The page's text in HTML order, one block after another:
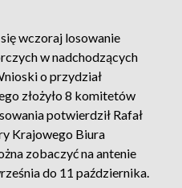
wczoraj losowanie
w nadchodzących
o przydział
złożyło 8 komitetów
potwierdził Rafał
Krajowego Biura
zobaczyć na antenie
do 11 października.